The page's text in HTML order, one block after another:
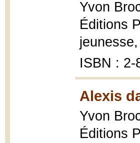
Yvon
Éditions
ISBN : 2-
Alexis
Yvon
Éditions